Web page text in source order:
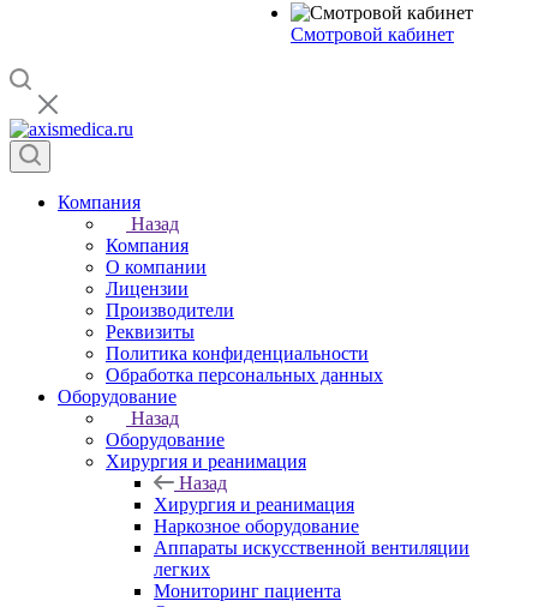
Смотровой кабинет
Компания
Назад
Компания
О компании
Лицензии
Производители
Реквизиты
Политика конфиденциальности
Обработка персональных данных
Оборудование
Назад
Оборудование
Хирургия и реанимация
Назад
Хирургия и реанимация
Наркозное оборудование
Аппараты искусственной вентиляции
легких
Мониторинг пациента